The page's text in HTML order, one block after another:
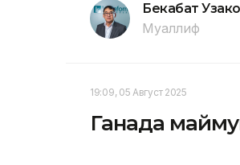
Бекабат
Муаллиф
19:09, 05 Август 2025
Ганада